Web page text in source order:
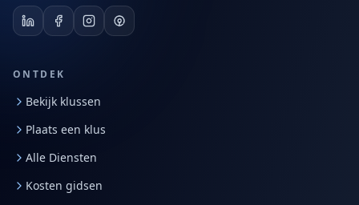
ONTDEK
Bekijk klussen
Plaats een klus
Alle Diensten
Kosten gidsen